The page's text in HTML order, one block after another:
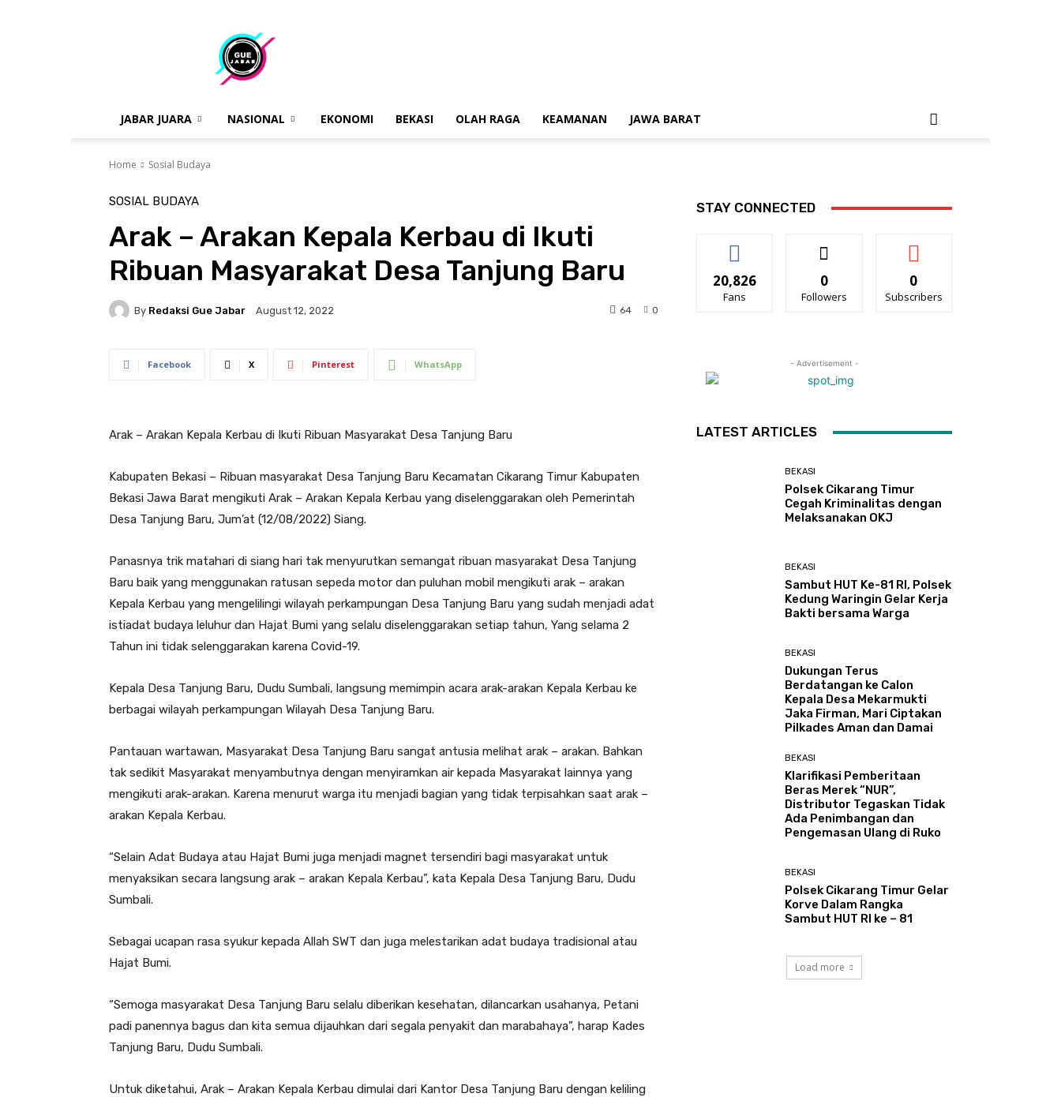
gue
jabar
JABAR JUARA NASIONAL EKONOMI BEKASI OLAH RAGA KEAMANAN JAWA BARAT
Home Sosial Budaya
SOSIAL BUDAYA
Arak – Arakan Kepala Kerbau di Ikuti
Ribuan Masyarakat Desa Tanjung Baru
By Redaksi Gue Jabar August 12, 2022 0
64
Facebook X Pinterest WhatsApp
Arak – Arakan Kepala Kerbau di Ikuti Ribuan Masyarakat Desa Tanjung Baru
Kabupaten Bekasi – Ribuan masyarakat Desa Tanjung Baru Kecamatan Cikarang Timur Kabupaten
Bekasi Jawa Barat mengikuti Arak – Arakan Kepala Kerbau yang diselenggarakan oleh Pemerintah
Desa Tanjung Baru, Jum’at (12/08/2022) Siang.
Panasnya trik matahari di siang hari tak menyurutkan semangat ribuan masyarakat Desa Tanjung
Baru baik yang menggunakan ratusan sepeda motor dan puluhan mobil mengikuti arak – arakan
Kepala Kerbau yang mengelilingi wilayah perkampungan Desa Tanjung Baru yang sudah menjadi adat
istiadat budaya leluhur dan Hajat Bumi yang selalu diselenggarakan setiap tahun, Yang selama 2
Tahun ini tidak selenggarakan karena Covid-19.
Kepala Desa Tanjung Baru, Dudu Sumbali, langsung memimpin acara arak-arakan Kepala Kerbau ke
berbagai wilayah perkampungan Wilayah Desa Tanjung Baru.
Pantauan wartawan, Masyarakat Desa Tanjung Baru sangat antusia melihat arak – arakan. Bahkan
tak sedikit Masyarakat menyambutnya dengan menyiramkan air kepada Masyarakat lainnya yang
mengikuti arak-arakan. Karena menurut warga itu menjadi bagian yang tidak terpisahkan saat arak –
arakan Kepala Kerbau.
“Selain Adat Budaya atau Hajat Bumi juga menjadi magnet tersendiri bagi masyarakat untuk
menyaksikan secara langsung arak – arakan Kepala Kerbau”, kata Kepala Desa Tanjung Baru, Dudu
Sumbali.
Sebagai ucapan rasa syukur kepada Allah SWT dan juga melestarikan adat budaya tradisional atau
Hajat Bumi.
“Semoga masyarakat Desa Tanjung Baru selalu diberikan kesehatan, dilancarkan usahanya, Petani
padi panennya bagus dan kita semua dijauhkan dari segala penyakit dan marabahaya”, harap Kades
Tanjung Baru, Dudu Sumbali.
Untuk diketahui, Arak – Arakan Kepala Kerbau dimulai dari Kantor Desa Tanjung Baru dengan keliling
STAY CONNECTED
20,826
Fans
0
Followers
0
Subscribers
- Advertisement -
LATEST ARTICLES
BEKASI
Polsek Cikarang Timur
Cegah Kriminalitas dengan
Melaksanakan OKJ
BEKASI
Sambut HUT Ke-81 RI, Polsek
Kedung Waringin Gelar Kerja
Bakti bersama Warga
BEKASI
Dukungan Terus
Berdatangan ke Calon
Kepala Desa Mekarmukti
Jaka Firman, Mari Ciptakan
Pilkades Aman dan Damai
BEKASI
Klarifikasi Pemberitaan
Beras Merek “NUR”,
Distributor Tegaskan Tidak
Ada Penimbangan dan
Pengemasan Ulang di Ruko
BEKASI
Polsek Cikarang Timur Gelar
Korve Dalam Rangka
Sambut HUT RI ke – 81
Load more